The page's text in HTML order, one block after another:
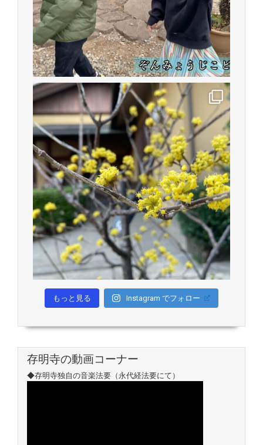
もっと見る Instagram でフォロー
存明寺の動画コーナー
◆存明寺独自の音楽法要（永代経法要にて）